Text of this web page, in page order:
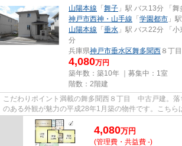
山陽本線 「 舞子 」駅 バス13分 「
神戸市西神・山手線 「 学園都市 」
山陽本線 「 垂水 」駅 バス22分 「
分
兵庫県神戸市垂水区舞多聞西 ８丁目
4,080万円
築年数：築10年 ｜募集中： 1室
階数：2階建
こだわりポイント満載の舞多聞西８丁目 中古戸建。落
のある外観が魅力の平成28年1月築の物件です。こちら
面道路6m以上という駐車もラク...
4,080万円
(管理費・共益費 -)